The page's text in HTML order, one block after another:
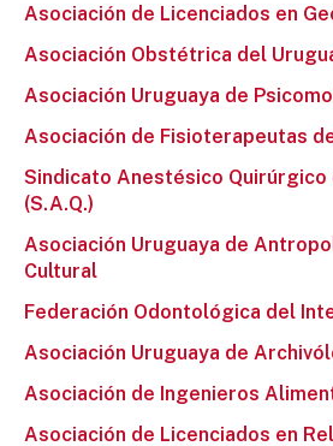
Asociación de Licenciados en
Asociación Obstétrica del
Asociación Uruguaya de
Asociación de Fisioterapeutas
Sindicato Anestésico Quirúrgico
(S.A.Q.)
Asociación Uruguaya de
Cultural
Federación Odontológica del
Asociación Uruguaya de
Asociación de Ingenieros
Asociación de Licenciados en